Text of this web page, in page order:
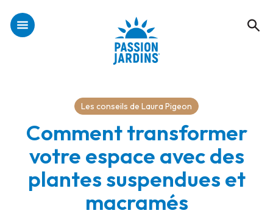
Les conseils de Laura Pigeon
Comment transformer
votre espace avec des
plantes suspendues et
macramés